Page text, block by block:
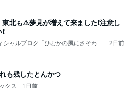
東北も⚠️夢見が増えて来ました❗️注意し
シャルブログ「ひむかの風にさそわれ
2日前
も残したとんかつ
クス 1日前